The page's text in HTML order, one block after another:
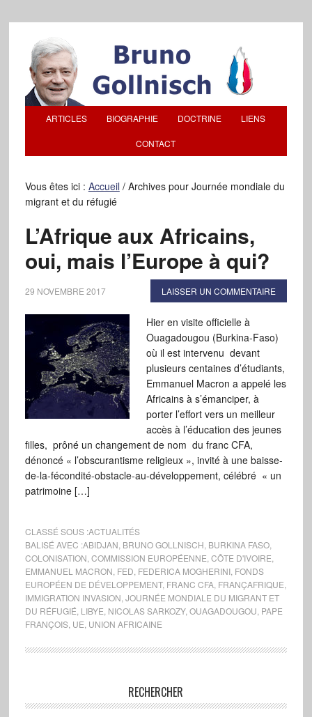
ARTICLES BIOGRAPHIE DOCTRINE LIENS
CONTACT
Vous êtes ici : Accueil /Archives pour Journée mondiale du
migrant et du réfugié
L’Afrique aux Africains,
oui, mais l’Europe à qui?
29 NOVEMBRE 2017 LAISSER UN COMMENTAIRE
Hier en visite officielle à
Ouagadougou (Burkina-Faso)
où il est intervenu devant
plusieurs centaines d’étudiants,
Emmanuel Macron a appelé les
Africains à s’émanciper, à
porter l’effort vers un meilleur
accès à l’éducation des jeunes
filles, prôné un changement de nom du franc CFA,
dénoncé « l’obscurantisme religieux », invité à une baisse-
de-la-fécondité-obstacle-au-développement, célébré « un
patrimoine […]
CLASSÉ SOUS :ACTUALITÉS
BALISÉ AVEC :ABIDJAN BRUNO GOLLNISCH BURKINA FASO,
COLONISATION COMMISSION EUROPÉENNE CÔTE D'IVOIRE
EMMANUEL MACRON FED FEDERICA MOGHERINI, FONDS
EUROPÉEN DE DÉVELOPPEMENT, FRANC CFA, FRANÇAFRIQUE
IMMIGRATION INVASION JOURNÉE MONDIALE DU MIGRANT ET
DU RÉFUGIÉ LIBYE NICOLAS SARKOZY, OUAGADOUGOU PAPE
FRANÇOIS, UE UNION AFRICAINE
RECHERCHER